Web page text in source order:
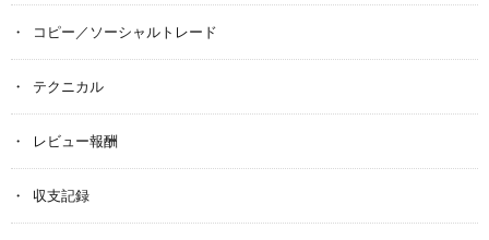
コピー／ソーシャルトレード
テクニカル
レビュー報酬
収支記録